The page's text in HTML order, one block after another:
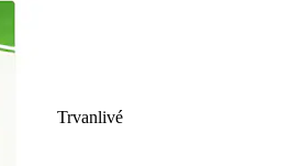
Trvanlivé